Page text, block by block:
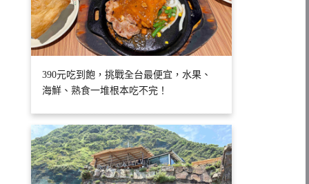
390元吃到飽，挑戰全台最便宜，水果、
海鮮、熟食一堆根本吃不完！